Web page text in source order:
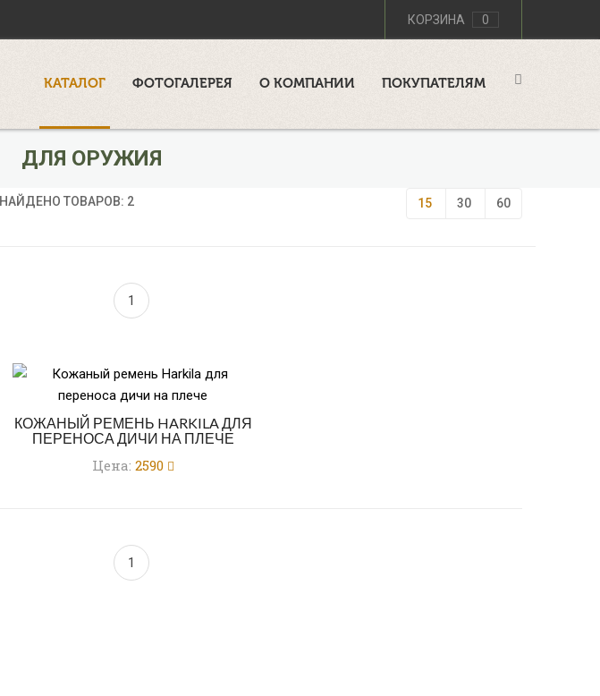
КОРЗИНА 0
КАТАЛОГ ФОТОГАЛЕРЕЯ О КОМПАНИИ ПОКУПАТЕЛЯМ
ДЛЯ ОРУЖИЯ
НАЙДЕНО ТОВАРОВ: 2 15 30 60
1
КОЖАНЫЙ РЕМЕНЬ HARKILA ДЛЯ
ПЕРЕНОСА ДИЧИ НА ПЛЕЧЕ
Цена: 2590
1